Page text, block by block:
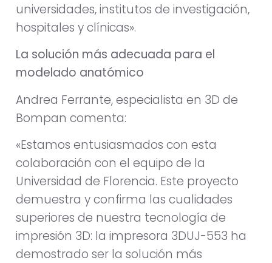
universidades, institutos de investigación,
hospitales y clínicas».
La solución más adecuada para el
modelado anatómico
Andrea Ferrante, especialista en 3D de
Bompan comenta:
«Estamos entusiasmados con esta
colaboración con el equipo de la
Universidad de Florencia. Este proyecto
demuestra y confirma las cualidades
superiores de nuestra tecnología de
impresión 3D: la impresora 3DUJ-553 ha
demostrado ser la solución más